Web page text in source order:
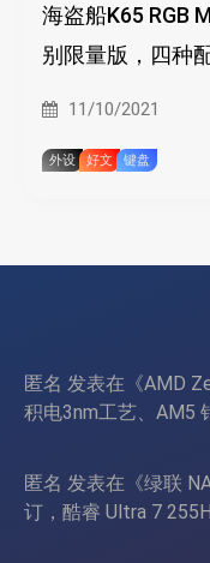
海盗船K65 RGB
别限量版，四种
11/10/2021
外设 好文 键盘
匿名 发表在《AMD
积电3nm工艺、AM5
匿名 发表在《绿联
订，酷睿 Ultra 7